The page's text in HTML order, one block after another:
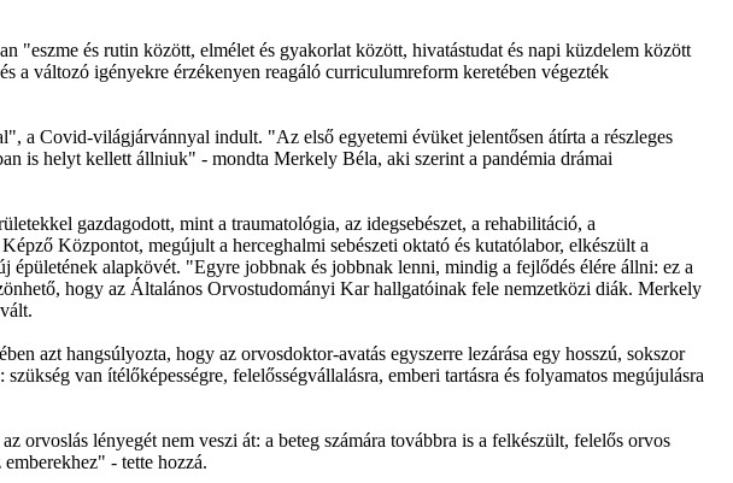
"eszme és rutin között, elmélet és gyakorlat között, hivatástudat és napi küzdelem között
a változó igényekre érzékenyen reagáló curriculumreform keretében végezték
a Covid-világjárvánnyal indult. "Az első egyetemi évüket jelentősen átírta a részleges
is helyt kellett állniuk" - mondta Merkely Béla, aki szerint a pandémia drámai
gazdagodott, mint a traumatológia, az idegsebészet, a rehabilitáció, a
Központot, megújult a herceghalmi sebészeti oktató és kutatólabor, elkészült a
alapkövét. "Egyre jobbnak és jobbnak lenni, mindig a fejlődés élére állni: ez a
hogy az Általános Orvostudományi Kar hallgatóinak fele nemzetközi diák. Merkely
azt hangsúlyozta, hogy az orvosdoktor-avatás egyszerre lezárása egy hosszú, sokszor
van ítélőképességre, felelősségvállalásra, emberi tartásra és folyamatos megújulásra
orvoslás lényegét nem veszi át: a beteg számára továbbra is a felkészült, felelős orvos
- tette hozzá.